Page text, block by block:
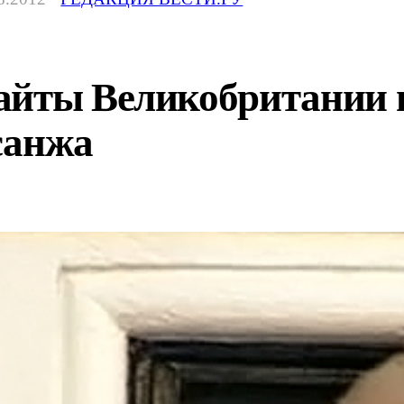
Великобритании